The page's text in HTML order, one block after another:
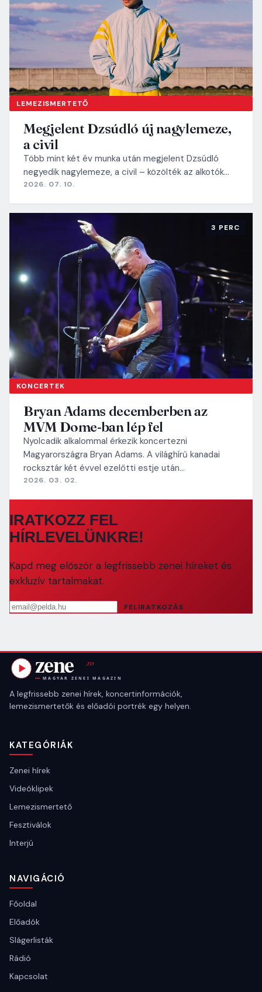
LEMEZISMERTETŐ
Megjelent Dzsúdló új nagylemeze,
a civil
Több mint két év munka után megjelent Dzsúdló
negyedik nagylemeze, a civil – közölték az alkotók…
2026. 07. 10.
KONCERTEK
3 PERC
Bryan Adams decemberben az
MVM Dome-ban lép fel
Nyolcadik alkalommal érkezik koncertezni
Magyarországra Bryan Adams. A világhírű kanadai
rocksztár két évvel ezelőtti estje után…
2026. 03. 02.
IRATKOZZ FEL
HÍRLEVELÜNKRE!
Kapd meg először a legfrissebb zenei híreket és
exkluzív tartalmakat.
Email cím
FELIRATKOZÁS
A legfrissebb zenei hírek, koncertinformációk,
lemezismertetők és előadói portrék egy helyen.
KATEGÓRIÁK
Zenei hírek
Videóklipek
Lemezismertető
Fesztiválok
Interjú
NAVIGÁCIÓ
Főoldal
Előadók
Slágerlisták
Rádió
Kapcsolat